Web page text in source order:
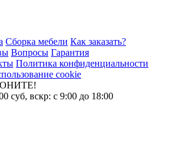
Сборка мебели Как заказать?
Вопросы Гарантия
Политика конфиденциальности
cookie
суб, вскр: с 9:00 до 18:00